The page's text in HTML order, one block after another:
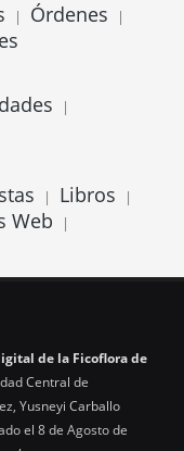
| Órdenes |
|
| Libros |
Web |
de la Ficoflora de
Central de
Yusneyi Carballo
el 8 de Agosto de